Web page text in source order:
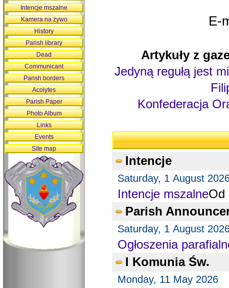
E-
Artykuły z
Jedyną regułą jest
Konfederacja
Intencje
Saturday, 1 August
Intencje mszalneOd
Parish
Saturday, 1 August
Ogłoszenia
I Komunia Św.
Monday, 11 May 2026
Intencje mszalne
Kamera na żywo
History
Parish library
Dead
Communicant
Parish borders
Acolytes
Parish Paper
Photo Album
Links
Events
Site map